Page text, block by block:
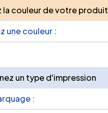
la couleur de votre produit
une couleur :
un type d'impression
: